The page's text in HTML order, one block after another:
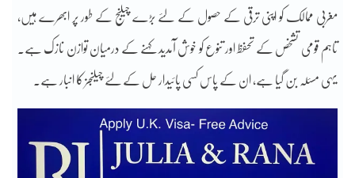
مغربی ممالک کو اپنی ترقی کے حصول کے لئے بڑے چیلنج کے طور پر ابھرے ہیں،
تاہم قومی تشخص کے تحفظ اور تنوع کو خوش آمدید کہنے کے درمیان توازن نازک ہے۔
یہی مسئلہ بن گیا ہے، ان کے پاس کسی پائیدار حل کے لئے چیلنجز کا انبار ہے۔